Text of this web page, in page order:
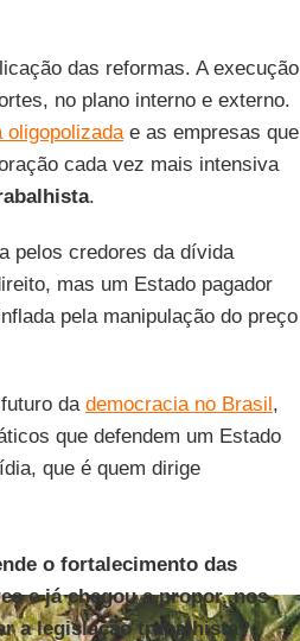
das reformas. A execução
no plano interno e externo.
oligopolizadae as empresas que
cada vez mais intensiva
.
pelos credores da dívida
mas um Estado pagador
pela manipulação do preço
da democracia no Brasil,
que defendem um Estado
que é quem dirige
o fortalecimento das
e já chegou a propor, nos
a legislação trabalhista?